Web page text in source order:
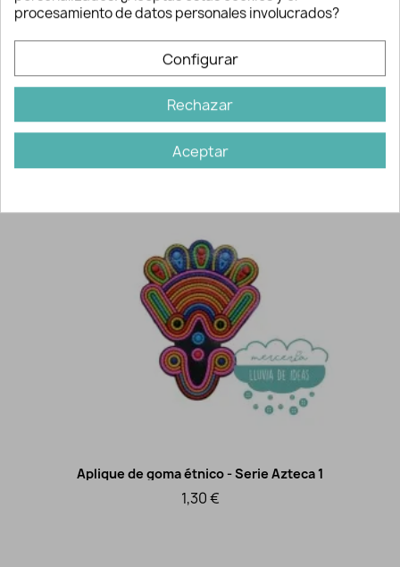
cadena.
Información adicional
Quizás también te gusten...
Vista rápida
Aplique de goma étnico - Serie Azteca 1
1,30 €
procesamiento de datos personales involucrados?
Configurar
Rechazar
Aceptar